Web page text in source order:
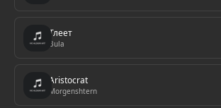
Тлеет
Bula
Aristocrat
Morgenshtern